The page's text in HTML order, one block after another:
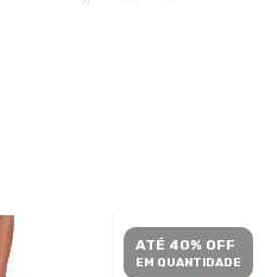
ATÉ 40% OFF
EM QUANTIDADE